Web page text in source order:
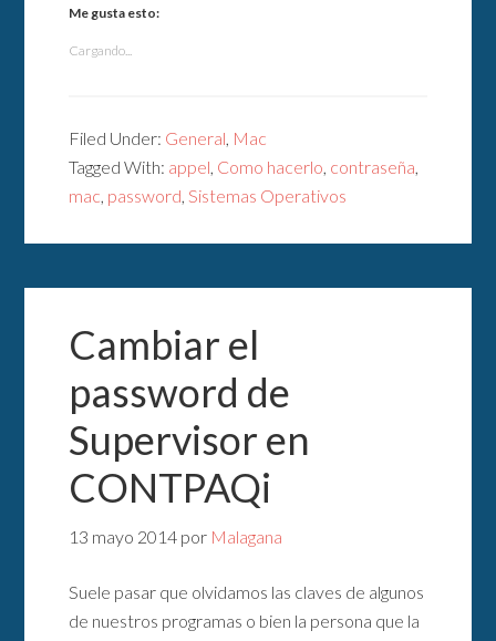
Me gusta esto:
Cargando...
Filed Under: General Mac
Tagged With: appel Como hacerlo contraseña
mac password Sistemas Operativos
Cambiar el
password de
Supervisor en
CONTPAQi
13 mayo 2014 por Malagana
Suele pasar que olvidamos las claves de algunos
de nuestros programas o bien la persona que la